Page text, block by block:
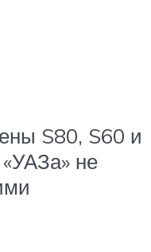
S80, S60 и
не